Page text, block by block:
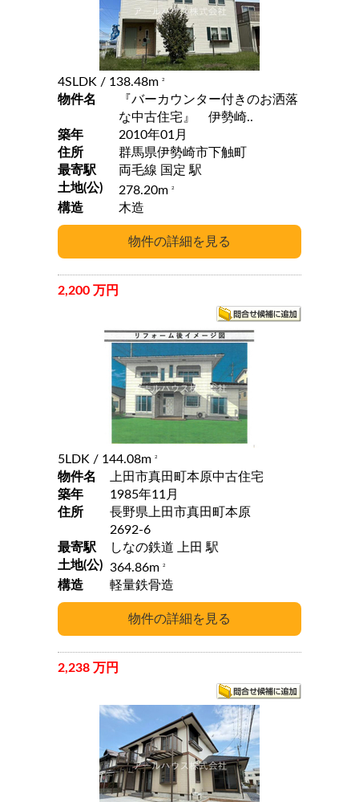
4SLDK / 138.48m 2
物件名
『バーカウンター付きのお洒落
な中古住宅』 伊勢崎..
築年
2010年01月
住所
群馬県伊勢崎市下触町
最寄駅
両毛線 国定 駅
土地(公)
278.20m 2
構造 木造
2,200 万円
5LDK / 144.08m 2
物件名
上田市真田町本原中古住宅
築年
1985年11月
住所
長野県上田市真田町本原
2692-6
最寄駅
しなの鉄道 上田 駅
土地(公) 364.86m 2
構造 軽量鉄骨造
2,238 万円